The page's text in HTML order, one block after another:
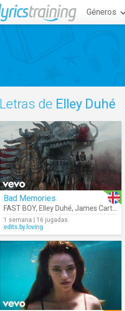
Géneros
Letras de Elley Duhé
Bad Memories
FAST BOY, Elley Duhé, James Carter
1 semana | 16 jugadas
edits.by.loving